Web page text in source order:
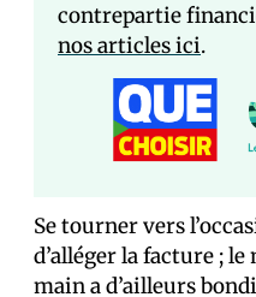
contrepartie
nos articles ici.
Se tourner vers
d’alléger la facture ; le
main a d’ailleurs